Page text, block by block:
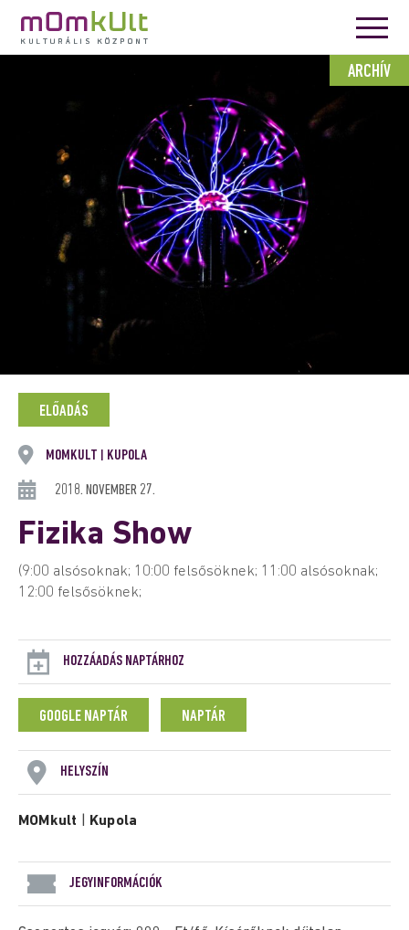
ARCHÍV
ELŐADÁS
MOMKULT KUPOLA
2018. NOVEMBER 27.
Fizika Show
(9:00 alsósoknak; 10:00 felsősöknek; 11:00 alsósoknak;
12:00 felsősöknek;
HOZZÁADÁS NAPTÁRHOZ
GOOGLE NAPTÁR NAPTÁR
HELYSZÍN
MOMkult Kupola
JEGYINFORMÁCIÓK